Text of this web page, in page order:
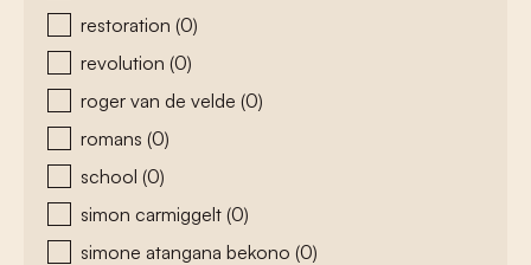
restoration (0)
revolution (0)
roger van de velde (0)
romans (0)
school (0)
simon carmiggelt (0)
simone atangana bekono (0)